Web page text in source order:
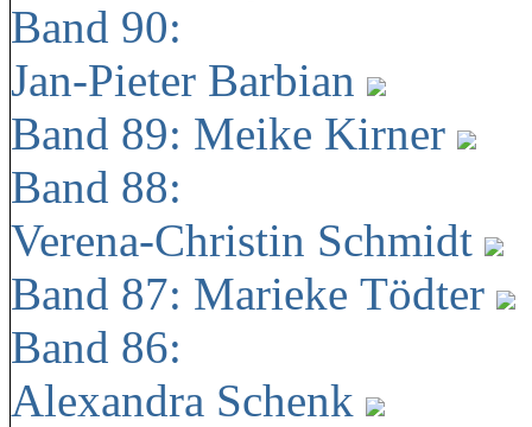
Band 90:
Jan-Pieter Barbian
Band 89: Meike Kirner
Band 88:
Verena-Christin Schmidt
Band 87: Marieke Tödter
Band 86:
Alexandra Schenk